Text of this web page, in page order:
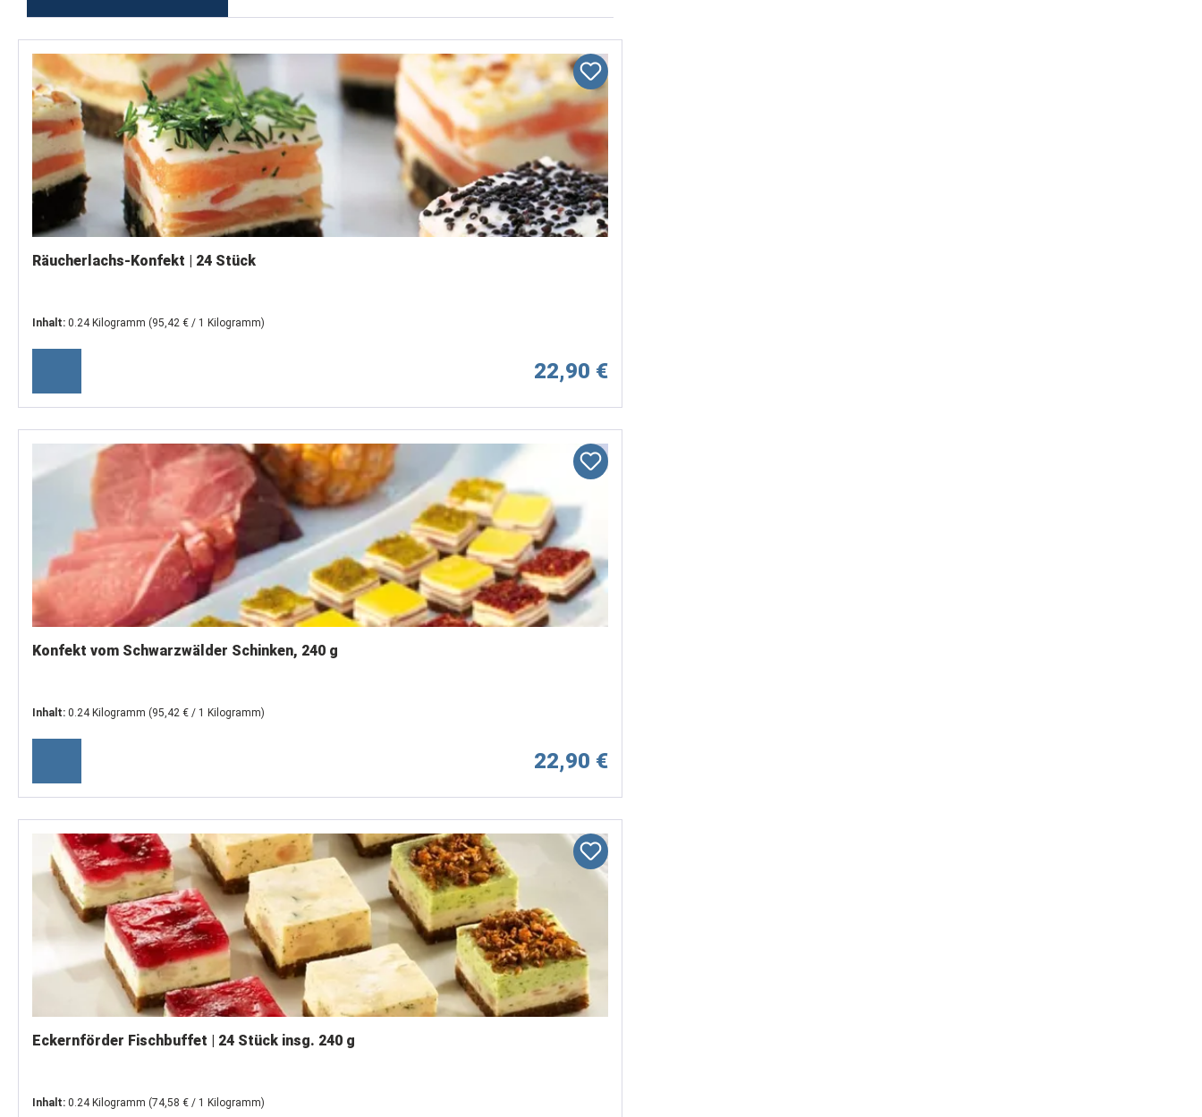
Räucherlachs-Konfekt | 24 Stück
Inhalt: 0.24 Kilogramm (95,42 € / 1 Kilogramm)
22,90 €
Konfekt vom Schwarzwälder Schinken, 240 g
Inhalt: 0.24 Kilogramm (95,42 € / 1 Kilogramm)
22,90 €
Eckernförder Fischbuffet | 24 Stück insg. 240 g
Inhalt: 0.24 Kilogramm (74,58 € / 1 Kilogramm)